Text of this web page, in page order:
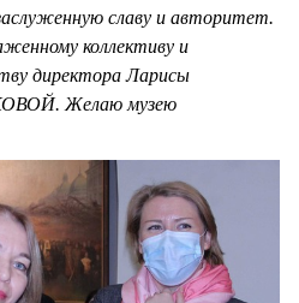
славу и авторитет.
коллективу и
директора Ларисы
Желаю музею